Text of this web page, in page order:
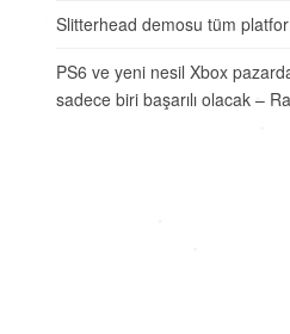
Slitterhead demosu tüm
PS6 ve yeni nesil Xbox
sadece biri başarılı olacak –